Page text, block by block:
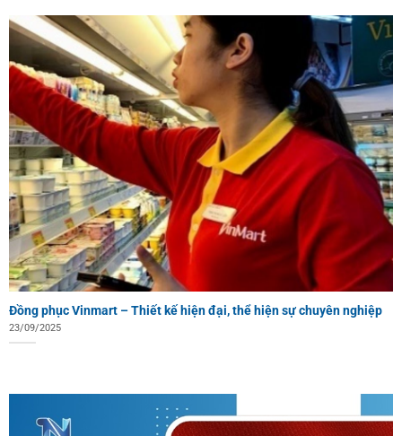
Đồng phục Vinmart – Thiết kế hiện đại, thể hiện sự chuyên nghiệp
23/09/2025